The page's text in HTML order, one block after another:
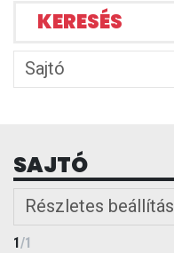
KERESÉS
Sajtó
SAJTÓ
Részletes beállítás
1/1